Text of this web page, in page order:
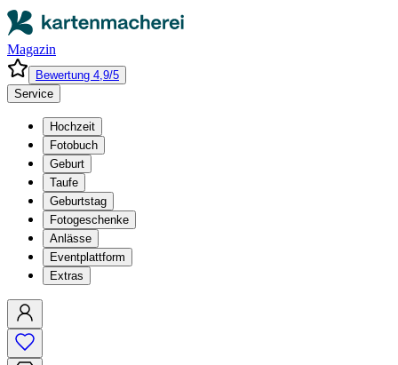
Magazin
Bewertung 4,9/5
Service
Hochzeit
Fotobuch
Geburt
Taufe
Geburtstag
Fotogeschenke
Anlässe
Eventplattform
Extras